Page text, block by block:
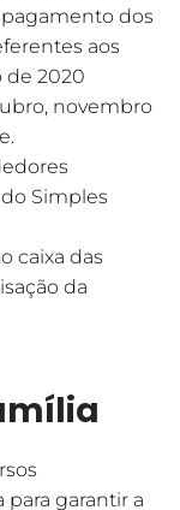
dos
aos
de 2020
novembro
Simples
caixa das
da
para garantir a